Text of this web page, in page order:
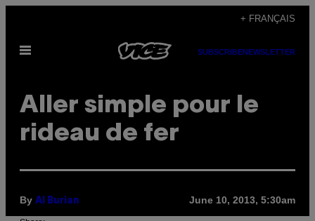
content
+ FRANÇAIS
Open
SUBSCRIBENEWSLETTER
Aller simple pour le
rideau de fer
By Al Burian June 10, 2013, 5:30am